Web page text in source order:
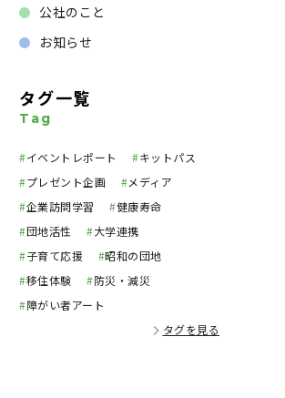
公社のこと
お知らせ
タグ一覧
Tag
#イベントレポート #キットパス
#プレゼント企画 #メディア
#企業訪問学習 #健康寿命
#団地活性 #大学連携
#子育て応援 #昭和の団地
#移住体験 #防災・減災
#障がい者アート
タグを見る